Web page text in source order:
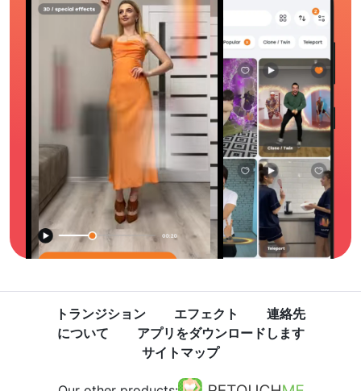
トランジション エフェクト
連絡先
について
アプリをダウンロードします
サイトマップ